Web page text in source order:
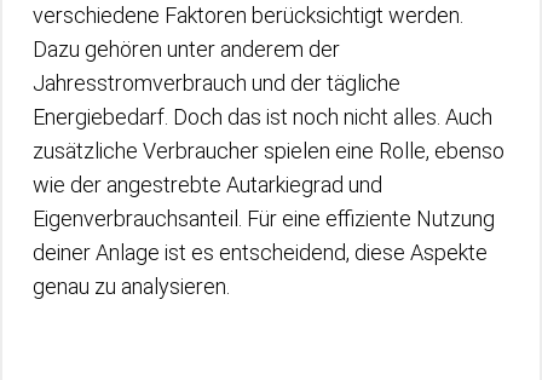
verschiedene Faktoren berücksichtigt werden.
Dazu gehören unter anderem der
Jahresstromverbrauch und der tägliche
Energiebedarf. Doch das ist noch nicht alles. Auch
zusätzliche Verbraucher spielen eine Rolle, ebenso
wie der angestrebte Autarkiegrad und
Eigenverbrauchsanteil. Für eine effiziente Nutzung
deiner Anlage ist es entscheidend, diese Aspekte
genau zu analysieren.